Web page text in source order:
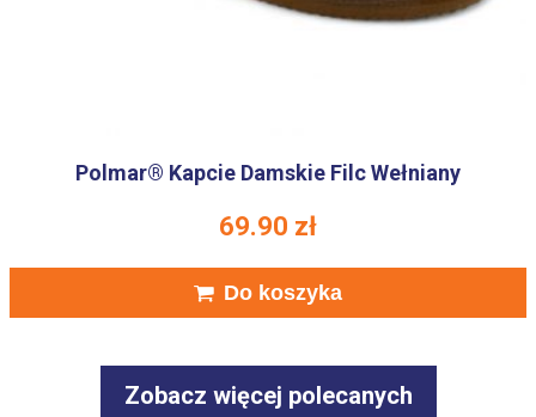
Polmar® Kapcie Damskie Filc Wełniany
69.90 zł
Do koszyka
Zobacz więcej polecanych